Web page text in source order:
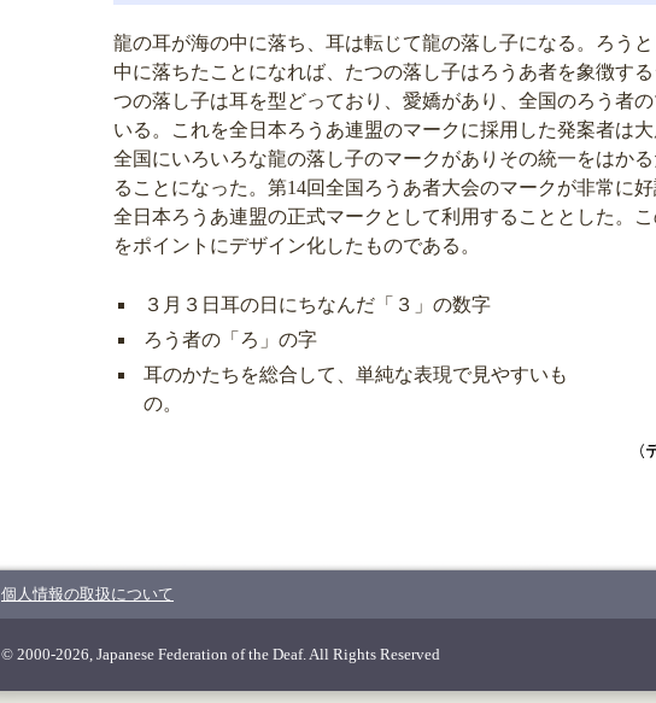
龍の耳が海の中に落ち、耳は転じて龍の落し子になる。ろう
中に落ちたことになれば、たつの落し子はろうあ者を象徴す
つの落し子は耳を型どっており、愛嬌があり、全国のろう者
いる。これを全日本ろうあ連盟のマークに採用した発案者は大
全国にいろいろな龍の落し子のマークがありその統一をはか
ることになった。第14回全国ろうあ者大会のマークが非常に
全日本ろうあ連盟の正式マークとして利用することとした。
をポイントにデザイン化したものである。
３月３日耳の日にちなんだ「３」の数字
ろう者の「ろ」の字
耳のかたちを総合して、単純な表現で見やすいも
の。
個人情報の取扱について
© 2000-2026, Japanese Federation of the Deaf. All Rights Reserved